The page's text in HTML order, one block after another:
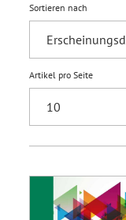
Sortieren nach
Artikel pro Seite